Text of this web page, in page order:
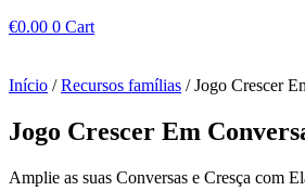
€0.00 0 Cart
Início /Recursos famílias / Jogo Crescer
Jogo Crescer Em
Amplie as suas Conversas e Cresça com